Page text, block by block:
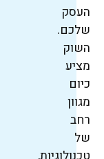
העסק
שלכם.
השוק
מציע
כיום
מגוון
רחב
של